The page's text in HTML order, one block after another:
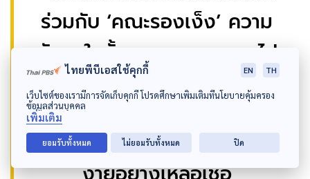
ร่วมกับ ‘คณะรองเง็ง’ ความ
กังวลใจทั้งหมดของเราหายไป
เลย พวกพี่เขาน่ารักมาก และ
ดนตรีป็อปร็อกของเรามันก็ผสม
ผสานเข้ากันได้กับดนตรีไทยได้
ไทยพีบีเอสใช้คุกกี้ EN TH
เว็บไซต์ของเรามีการจัดเก็บคุกกี้ โปรดศึกษาเพิ่มเติมที่นโยบายคุ้มครอง
ข้อมูลส่วนบุคคล
เพิ่มเติม
ยอมรับทั้งหมด ไม่ยอมรับทั้งหมด ปิด